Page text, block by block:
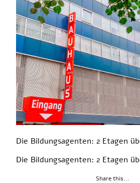
Die Bildungsagenten: 2 Etagen
Die Bildungsagenten: 2 Etagen
Share this...